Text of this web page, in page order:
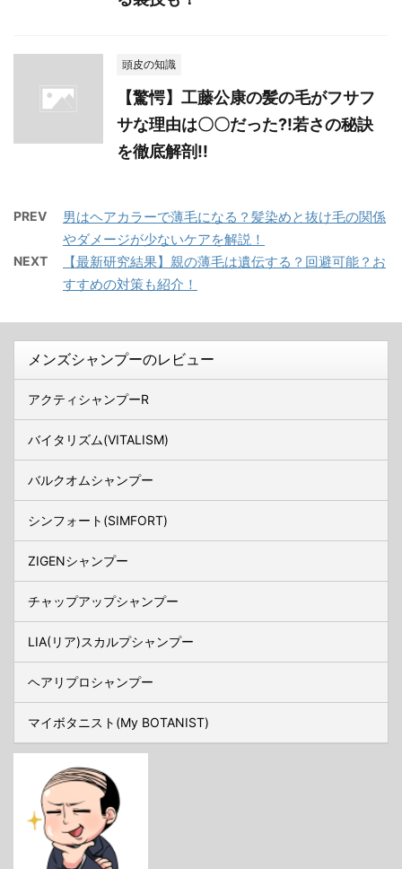
頭皮の知識
【驚愕】工藤公康の髪の毛がフサフ
サな理由は〇〇だった?!若さの秘訣
を徹底解剖!!
PREV
男はヘアカラーで薄毛になる？髪染めと抜け毛の関係
やダメージが少ないケアを解説！
NEXT
【最新研究結果】親の薄毛は遺伝する？回避可能？お
すすめの対策も紹介！
メンズシャンプーのレビュー
アクティシャンプーR
バイタリズム(VITALISM)
バルクオムシャンプー
シンフォート(SIMFORT)
ZIGENシャンプー
チャップアップシャンプー
LIA(リア)スカルプシャンプー
ヘアリプロシャンプー
マイボタニスト(My BOTANIST)